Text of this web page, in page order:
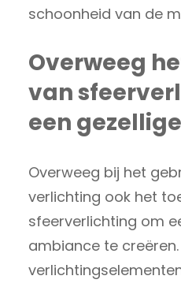
schoonheid van de
Overweeg
van
een
Overweeg bij het
verlichting ook het
sfeerverlichting om
ambiance te